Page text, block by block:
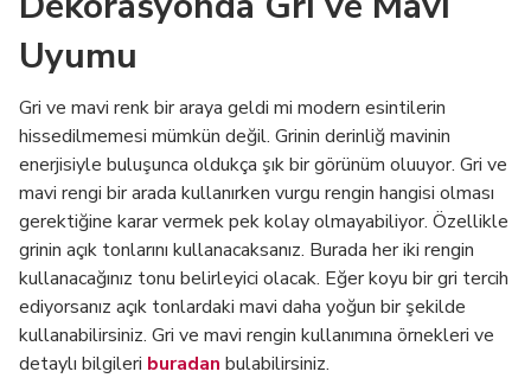
Uyumu
Gri ve mavi renk bir araya geldi mi modern esintilerin
hissedilmemesi mümkün değil. Grinin derinliğ mavinin
enerjisiyle buluşunca oldukça şık bir görünüm oluuyor. Gri ve
mavi rengi bir arada kullanırken vurgu rengin hangisi olması
gerektiğine karar vermek pek kolay olmayabiliyor. Özellikle
grinin açık tonlarını kullanacaksanız. Burada her iki rengin
kullanacağınız tonu belirleyici olacak. Eğer koyu bir gri tercih
ediyorsanız açık tonlardaki mavi daha yoğun bir şekilde
kullanabilirsiniz. Gri ve mavi rengin kullanımına örnekleri ve
detaylı bilgileri buradan bulabilirsiniz.